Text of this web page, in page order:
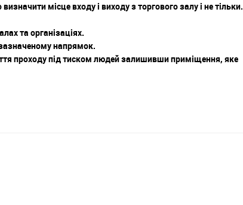
місце входу і виходу з торгового залу і не тільки.
та організаціях.
напрямок.
проходу під тиском людей залишивши приміщення, яке